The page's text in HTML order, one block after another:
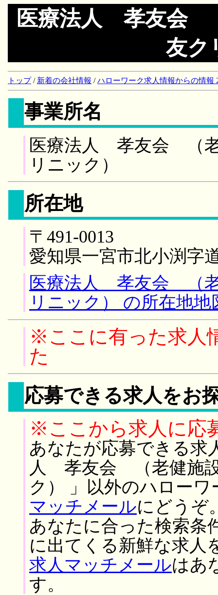
医療法人 孝友会
友ク
トップ/ 新着の会社情報 /ハローワーク求人情報からの情報
事業所名
医療法人 孝友会 （老
リニック）
所在地
〒491-0013
愛知県一宮市北小渕字
医療法人 孝友会 （
リニック） の所在地地
※ここに有った求人
た
応募できる求人をお
※ここから求人に応
あなたが応募できる求
人 孝友会 （老健施
ク） 」以外のハロー
マッチメールにどうぞ
あなたに合った検索条
に出てくる新鮮な求人
求人マッチメールはあ
す。